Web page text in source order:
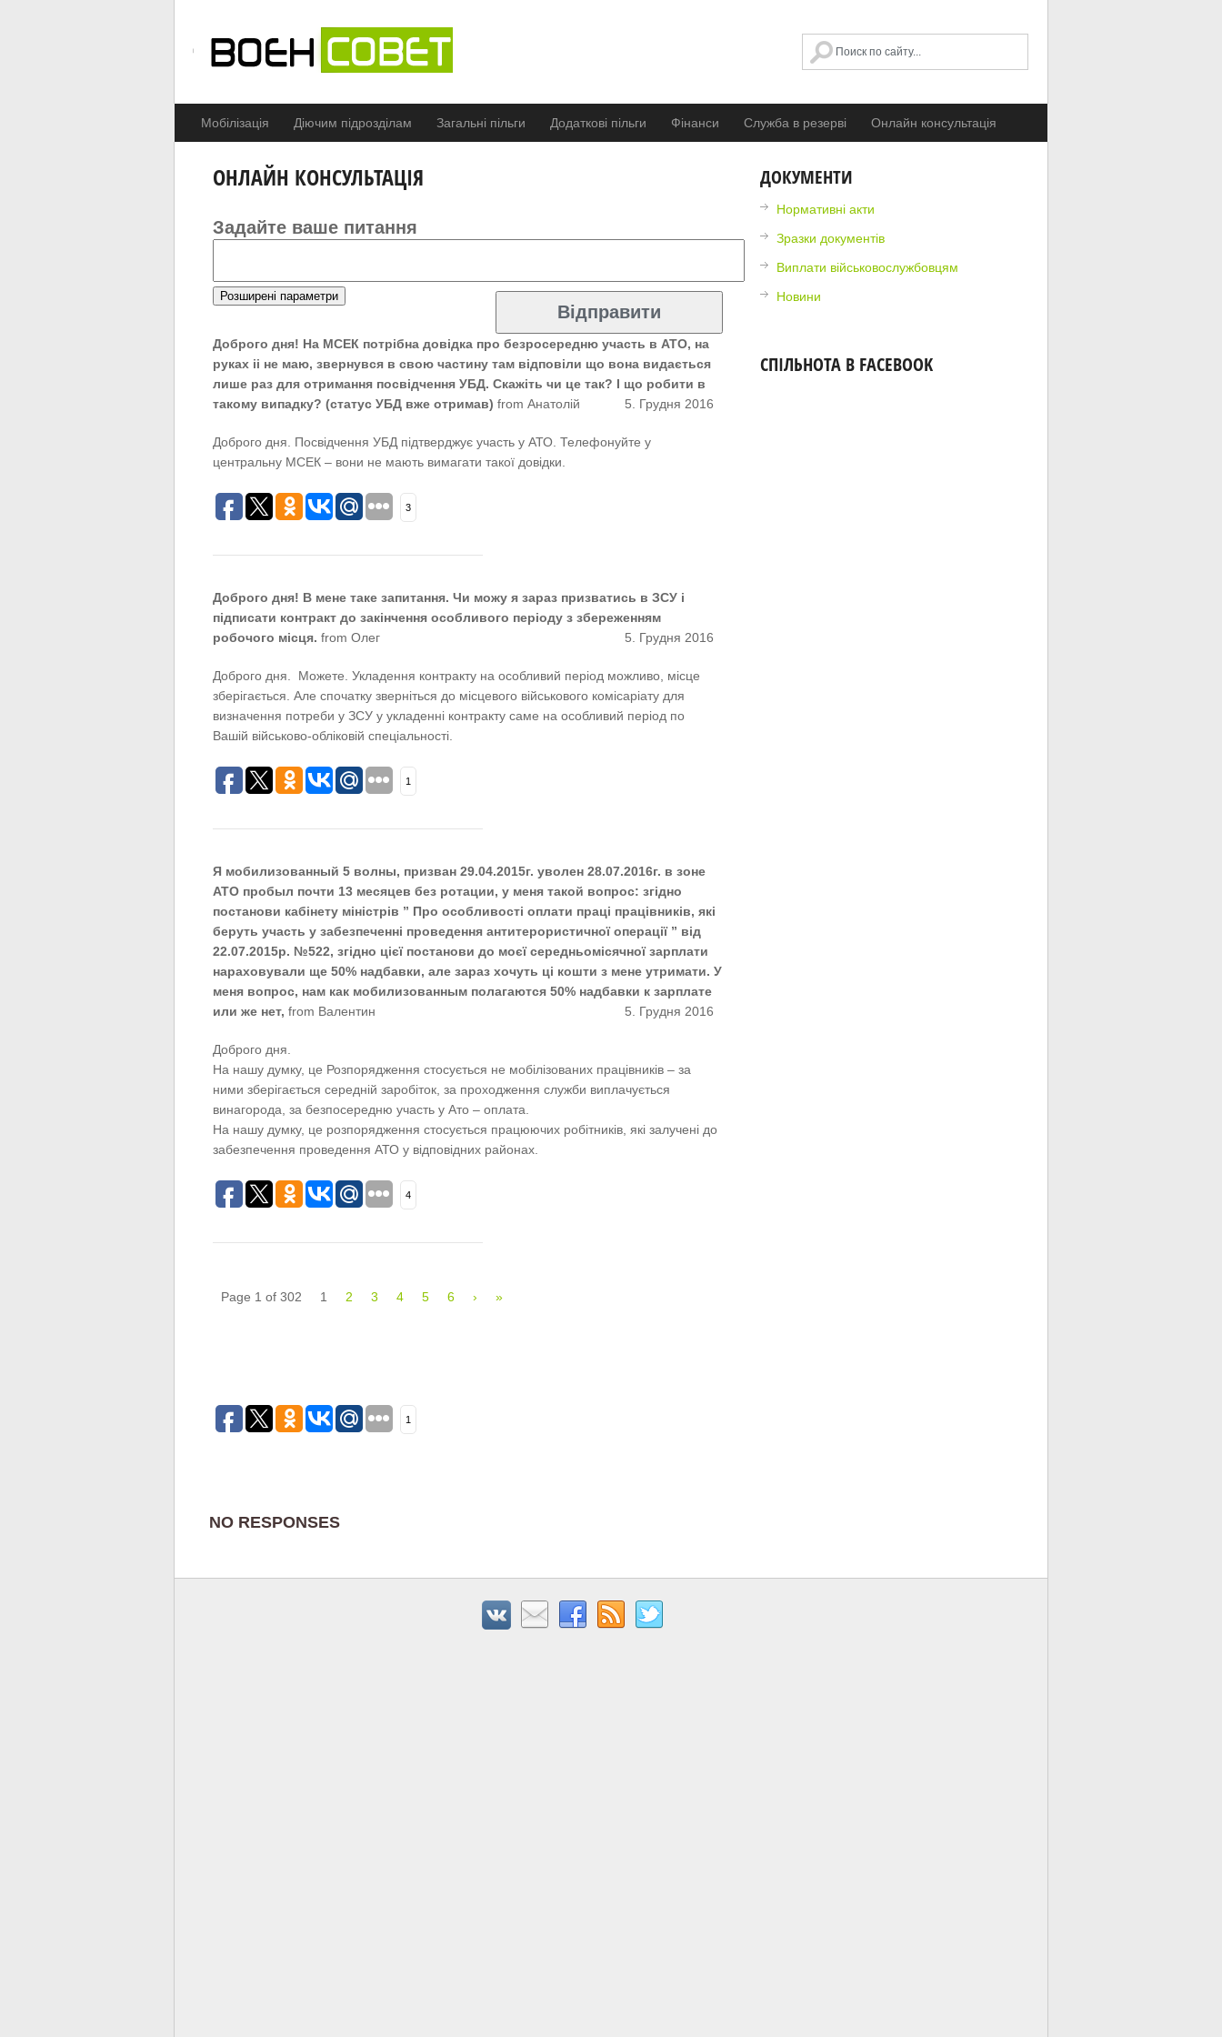
Мобілізація Діючим підрозділам Загальні пільги Додаткові пільги Фінанси Служба в резерві Онлайн консультація
ОНЛАЙН КОНСУЛЬТАЦІЯ
Задайте ваше питання
Розширені параметри
Доброго дня! На МСЕК потрібна довідка про безросередню участь в АТО, на
руках іі не маю, звернувся в свою частину там відповіли що вона видається
лише раз для отримання посвідчення УБД. Скажіть чи це так? І що робити в
такому випадку? (статус УБД вже отримав) from Анатолій 5. Грудня 2016
Доброго дня. Посвідчення УБД підтверджує участь у АТО. Телефонуйте у
центральну МСЕК – вони не мають вимагати такої довідки.
3
Доброго дня! В мене таке запитання. Чи можу я зараз призватись в ЗСУ і
підписати контракт до закінчення особливого періоду з збереженням
робочого місця. from Олег 5. Грудня 2016
Доброго дня. Можете. Укладення контракту на особливий період можливо, місце
зберігається. Але спочатку зверніться до місцевого військового комісаріату для
визначення потреби у ЗСУ у укладенні контракту саме на особливий період по
Вашій військово-обліковій спеціальності.
1
Я мобилизованный 5 волны, призван 29.04.2015г. уволен 28.07.2016г. в зоне
АТО пробыл почти 13 месяцев без ротации, у меня такой вопрос: згідно
постанови кабінету міністрів ” Про особливості оплати праці працівників, які
беруть участь у забезпеченні проведення антитерористичної операції ” від
22.07.2015р. №522, згідно цієї постанови до моєї середньомісячної зарплати
нараховували ще 50% надбавки, але зараз хочуть ці кошти з мене утримати. У
меня вопрос, нам как мобилизованным полагаются 50% надбавки к зарплате
или же нет, from Валентин 5. Грудня 2016
Доброго дня.
На нашу думку, це Розпорядження стосується не мобілізованих працівників – за
ними зберігається середній заробіток, за проходження служби виплачується
винагорода, за безпосередню участь у Ато – оплата.
На нашу думку, це розпорядження стосується працюючих робітників, які залучені до
забезпечення проведення АТО у відповідних районах.
4
Page 1 of 302 1 2 3 4 5 6 › »
1
NO RESPONSES
ДОКУМЕНТИ
Нормативні акти
Зразки документів
Виплати військовослужбовцям
Новини
СПІЛЬНОТА В FACEBOOK